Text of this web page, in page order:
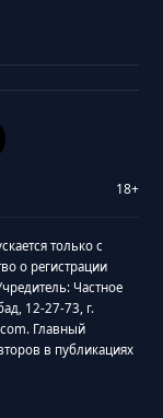
18+
только с
о регистрации
Частное
12-27-73, г.
Главный
в публикациях